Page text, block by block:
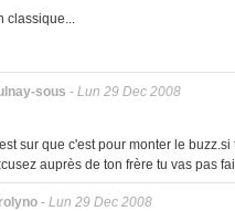
classique...
sous - Lun 29 Dec 2008
sur que c'est pour monter le buzz.si
auprès de ton frère tu vas pas
- Lun 29 Dec 2008